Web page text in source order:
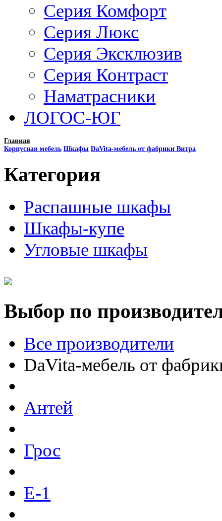
Серия Комфорт
Серия Люкс
Серия Эксклюзив
Серия Контраст
Наматрасники
ЛОГОС-ЮГ
Главная
Корпусная мебель Шкафы DaVita-мебель от фабрики Витра
Категория
Распашные шкафы
Шкафы-купе
Угловые шкафы
Выбор по
Все производители
DaVita-мебель от
Антей
Грос
Е-1